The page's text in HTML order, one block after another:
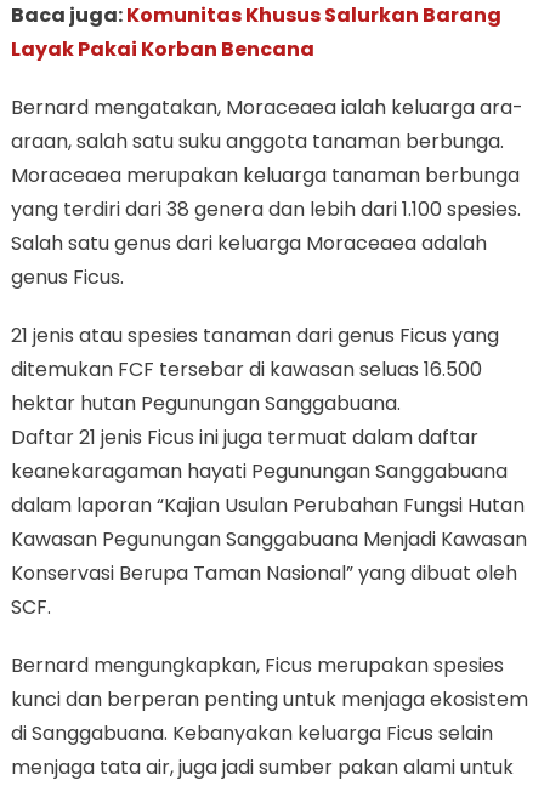
Baca juga:Komunitas Khusus Salurkan Barang
Layak Pakai Korban Bencana
Bernard mengatakan, Moraceaea ialah keluarga ara-
araan, salah satu suku anggota tanaman berbunga.
Moraceaea merupakan keluarga tanaman berbunga
yang terdiri dari 38 genera dan lebih dari 1.100 spesies.
Salah satu genus dari keluarga Moraceaea adalah
genus Ficus.
21 jenis atau spesies tanaman dari genus Ficus yang
ditemukan FCF tersebar di kawasan seluas 16.500
hektar hutan Pegunungan Sanggabuana.
Daftar 21 jenis Ficus ini juga termuat dalam daftar
keanekaragaman hayati Pegunungan Sanggabuana
dalam laporan “Kajian Usulan Perubahan Fungsi Hutan
Kawasan Pegunungan Sanggabuana Menjadi Kawasan
Konservasi Berupa Taman Nasional” yang dibuat oleh
SCF.
Bernard mengungkapkan, Ficus merupakan spesies
kunci dan berperan penting untuk menjaga ekosistem
di Sanggabuana. Kebanyakan keluarga Ficus selain
menjaga tata air, juga jadi sumber pakan alami untuk